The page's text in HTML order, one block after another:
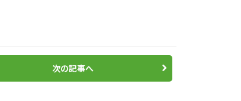
次の記事へ